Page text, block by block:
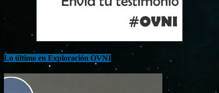
Lo último en Exploración OVNI